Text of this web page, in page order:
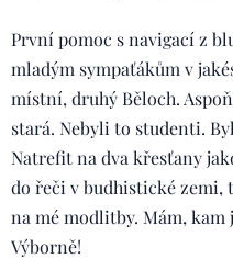
První pomoc s navigací z
mladým sympaťákům v
místní, druhý Běloch.
stará. Nebyli to studenti.
Natrefit na dva křesťany
do řeči v budhistické zemi,
na mé modlitby. Mám,
Výborně!